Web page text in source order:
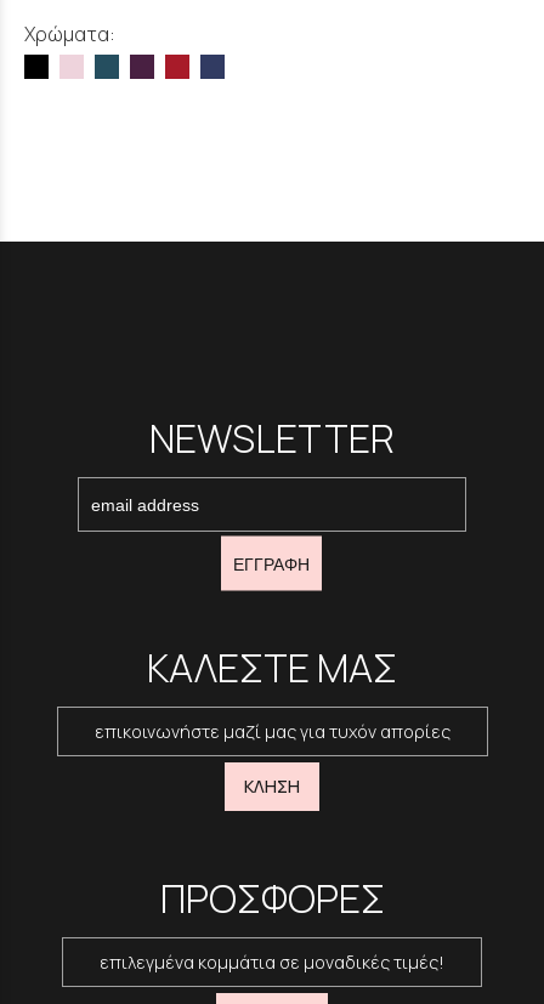
Χρώματα:
NEWSLETTER
ΕΓΓΡΑΦΗ
ΚΑΛΕΣΤΕ ΜΑΣ
επικοινωνήστε μαζί μας για τυχόν απορίες
ΚΛΗΣΗ
ΠΡΟΣΦΟΡΕΣ
επιλεγμένα κομμάτια σε μοναδικές τιμές!